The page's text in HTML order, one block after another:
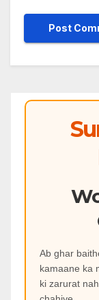
Ab ghar
kamaane ka
ki zarurat